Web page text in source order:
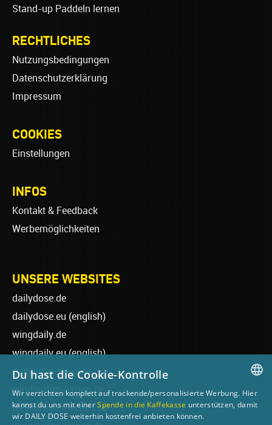
Stand-up Paddeln lernen
RECHTLICHES
Nutzungsbedingungen
Datenschutzerklärung
Impressum
COOKIES
Einstellungen
INFOS
Kontakt & Feedback
Werbemöglichkeiten
UNSERE WEBSITES
dailydose.de
dailydose.eu (english)
wingdaily.de
wingdaily.eu(english)
dailydose-shop.de
windsurfen-lernen.de
wellenreiten-lernen.de
GERMAN
Du hast die Cookie-Kontrolle
Wir verzichten komplett auf trackende/personalisierte Werbung. Hier
kannst du uns mit einerSpende in die Kaffekasse unterstützen, damit
wir DAILY DOSE weiterhin kostenfrei anbieten können.